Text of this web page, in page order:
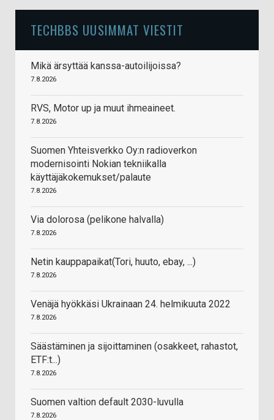
TECHBBS UUSIMMAT VIESTIT
Mikä ärsyttää kanssa-autoilijoissa?
7.8.2026
RVS, Motor up ja muut ihmeaineet.
7.8.2026
Suomen Yhteisverkko Oy:n radioverkon
modernisointi Nokian tekniikalla
käyttäjäkokemukset/palaute
7.8.2026
Via dolorosa (pelikone halvalla)
7.8.2026
Netin kauppapaikat(Tori, huuto, ebay, ...)
7.8.2026
Venäjä hyökkäsi Ukrainaan 24. helmikuuta 2022
7.8.2026
Säästäminen ja sijoittaminen (osakkeet, rahastot,
ETF:t...)
7.8.2026
Suomen valtion default 2030-luvulla
7.8.2026